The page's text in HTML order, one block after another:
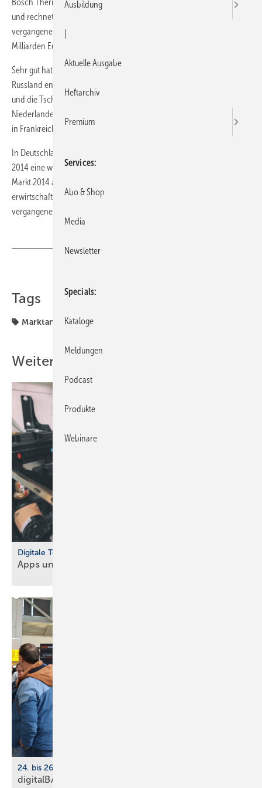
Bosch Thermotechnik hat sich im vergangenen Jahr gut entwickelt
und rechnet für 2014 mit einem kräftigeren Wachstum. Im
vergangenen Jahr stieg der Umsatz weltweit um 2 % auf 3,12
Milliarden Euro. Wechselkursbereinigt betrug der Zuwachs 3,5 %.
Sehr gut hat sich 2013 der Absatz in Großbritannien, der Türkei und in
Russland entwickelt. Leicht erholt zeigen sich Spanien, Portugal, Polen
und die Tschechische Republik, während die Nachfrage in den
Niederlanden weiter rückläufig war. Verhalten war auch die Nachfrage
in Frankreich und Italien.
In Deutschland ist Bosch Thermotechnik gewachsen und erwartet
2014 eine weitere Belebung. Insgesamt wird sich der europäische
Markt 2014 auf stabilem Niveau bewegen. Bosch Thermotechnik
erwirtschaftet hier 90 % des Umsatzes. In China ist der Umsatz im
vergangenen Jahr wie 2012 um mehr als 50 % gewachsen.
Tags
Marktanteil Thermotechnik
Weitere Inhalte
Digitale Tools
Apps und Soft­ware für Hand­werker und
24. bis 26. März 2026, Köln
digitalBAU 2026: BVBS-Programm zur Digi­ta­li­sie­
Ausbildung
Aktuelle Ausgabe
Heftarchiv
Premium
Services
Abo & Shop
Media
Newsletter
Specials
Kataloge
Meldungen
Podcast
Produkte
Webinare